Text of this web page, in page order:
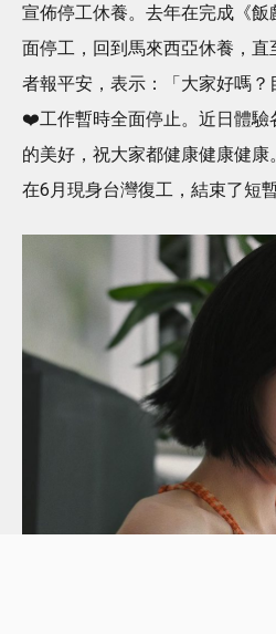
宣佈停工休養。去年在完成《
面停工，回到馬來西亞休養，
者報平安，表示：「大家好嗎
❤️工作暫時全面停止。近日體驗
的美好，祝大家都健康健康健
在6月現身台灣復工，結束了短